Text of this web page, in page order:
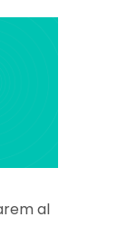
al